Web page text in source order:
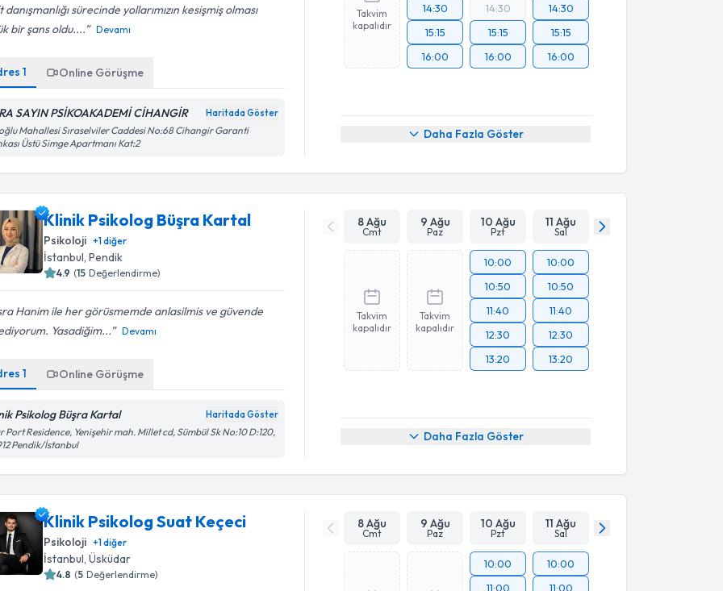
sürecinde yollarımızın kesişmiş olması
bir şans oldu....
Devamı
1 Online Görüşme
SAYIN PSİKOAKADEMİ CİHANGİR Haritada Göster
Mahallesi Sıraselviler Caddesi No:68 Cihangir Garanti
Üstü Simge Apartmanı Kat:2
Takvim
kapalıdır
14:30
15:15
16:00
14:30
15:15
16:00
14:30
15:15
16:00
Daha Fazla Göster
Klinik Psikolog Büşra Kartal
Psikoloji +1diğer
İstanbul , Pendik
4.9 (15 Değerlendirme)
Hanim ile her görüsmemde anlasilmis ve güvende
Yasadiğim...
Devamı
1 Online Görüşme
Psikolog Büşra Kartal Haritada Göster
Port Residence, Yenişehir mah. Millet cd, Sümbül Sk No:10 D:120,
Pendik/İstanbul
8 Ağu
Cmt
9 Ağu
Paz
10 Ağu
Pzt
11 Ağu
Sal
Takvim
kapalıdır
Takvim
kapalıdır
10:00
10:50
11:40
12:30
13:20
10:00
10:50
11:40
12:30
13:20
Daha Fazla Göster
Klinik Psikolog Suat Keçeci
Psikoloji +1diğer
İstanbul , Üsküdar
4.8 (5 Değerlendirme)
8 Ağu
Cmt
9 Ağu
Paz
10 Ağu
Pzt
11 Ağu
Sal
10:00
11:00
10:00
11:00